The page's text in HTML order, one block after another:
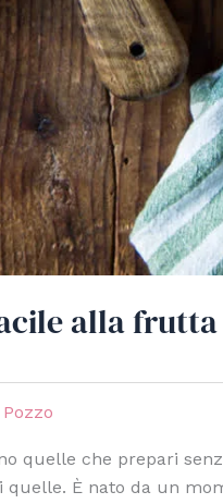
alla
quelle che prepari
È nato da un